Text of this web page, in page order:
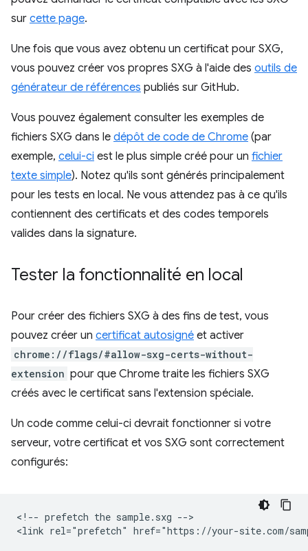
sur cette page.
Une fois que vous avez obtenu un certificat pour SXG,
vous pouvez créer vos propres SXG à l'aide des outils de
générateur de références publiés sur GitHub.
Vous pouvez également consulter les exemples de
fichiers SXG dans le dépôt de code de Chrome (par
exemple, celui-ci est le plus simple créé pour un fichier
texte simple). Notez qu'ils sont générés principalement
pour les tests en local. Ne vous attendez pas à ce qu'ils
contiennent des certificats et des codes temporels
valides dans la signature.
Tester la fonctionnalité en local
Pour créer des fichiers SXG à des fins de test, vous
pouvez créer un certificat autosigné et activer
chrome://flags/#allow-sxg-certs-without-
extension pour que Chrome traite les fichiers SXG
créés avec le certificat sans l'extension spéciale.
Un code comme celui-ci devrait fonctionner si votre
serveur, votre certificat et vos SXG sont correctement
configurés:
<!-- prefetch the sample.sxg -->
<link rel="prefetch" href="https://your-site.com/